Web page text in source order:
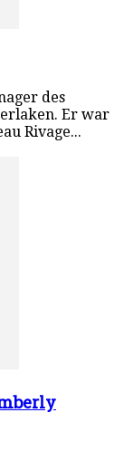
des
Er war
Rivage...